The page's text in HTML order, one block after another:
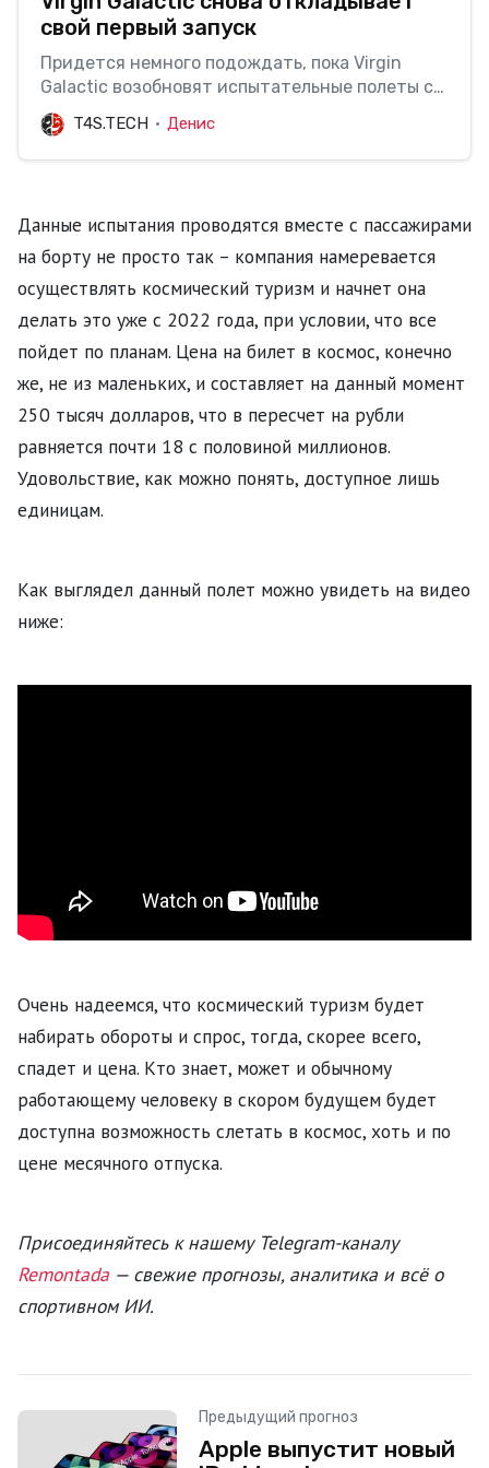
свой первый запуск
Придется немного подождать, пока Virgin
Galactic возобновят испытательные полеты с
ракетными двигателями.
T4S.TECH Денис
Данные испытания проводятся вместе с пассажирами
на борту не просто так – компания намеревается
осуществлять космический туризм и начнет она
делать это уже с 2022 года, при условии, что все
пойдет по планам. Цена на билет в космос, конечно
же, не из маленьких, и составляет на данный момент
250 тысяч долларов, что в пересчет на рубли
равняется почти 18 с половиной миллионов.
Удовольствие, как можно понять, доступное лишь
единицам.
Как выглядел данный полет можно увидеть на видео
ниже:
Очень надеемся, что космический туризм будет
набирать обороты и спрос, тогда, скорее всего,
спадет и цена. Кто знает, может и обычному
работающему человеку в скором будущем будет
доступна возможность слетать в космос, хоть и по
цене месячного отпуска.
Присоединяйтесь к нашему Telegram-каналу
Remontada — свежие прогнозы, аналитика и всё о
спортивном ИИ.
Предыдущий прогноз
Apple выпустит новый